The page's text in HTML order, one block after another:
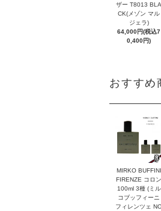
ザー T8013 BLA
CK(メゾン マル
ジェラ)
64,000円(税込7
0,400円)
おすすめ
MIRKO BUFFINI
FIRENZE コロン
100ml 3種 (ミル
コブッフィーニ
フィレンツェ